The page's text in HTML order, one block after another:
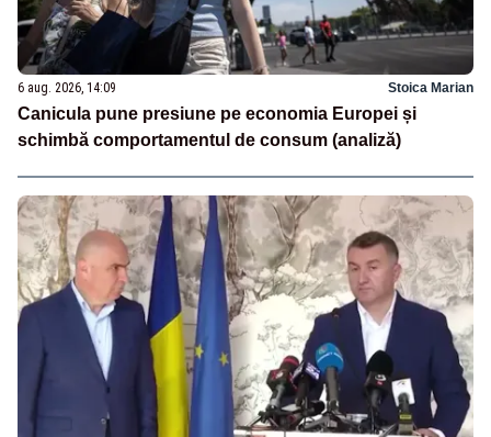
6 aug. 2026, 14:09 Stoica Marian
Canicula pune presiune pe economia Europei și
schimbă comportamentul de consum (analiză)